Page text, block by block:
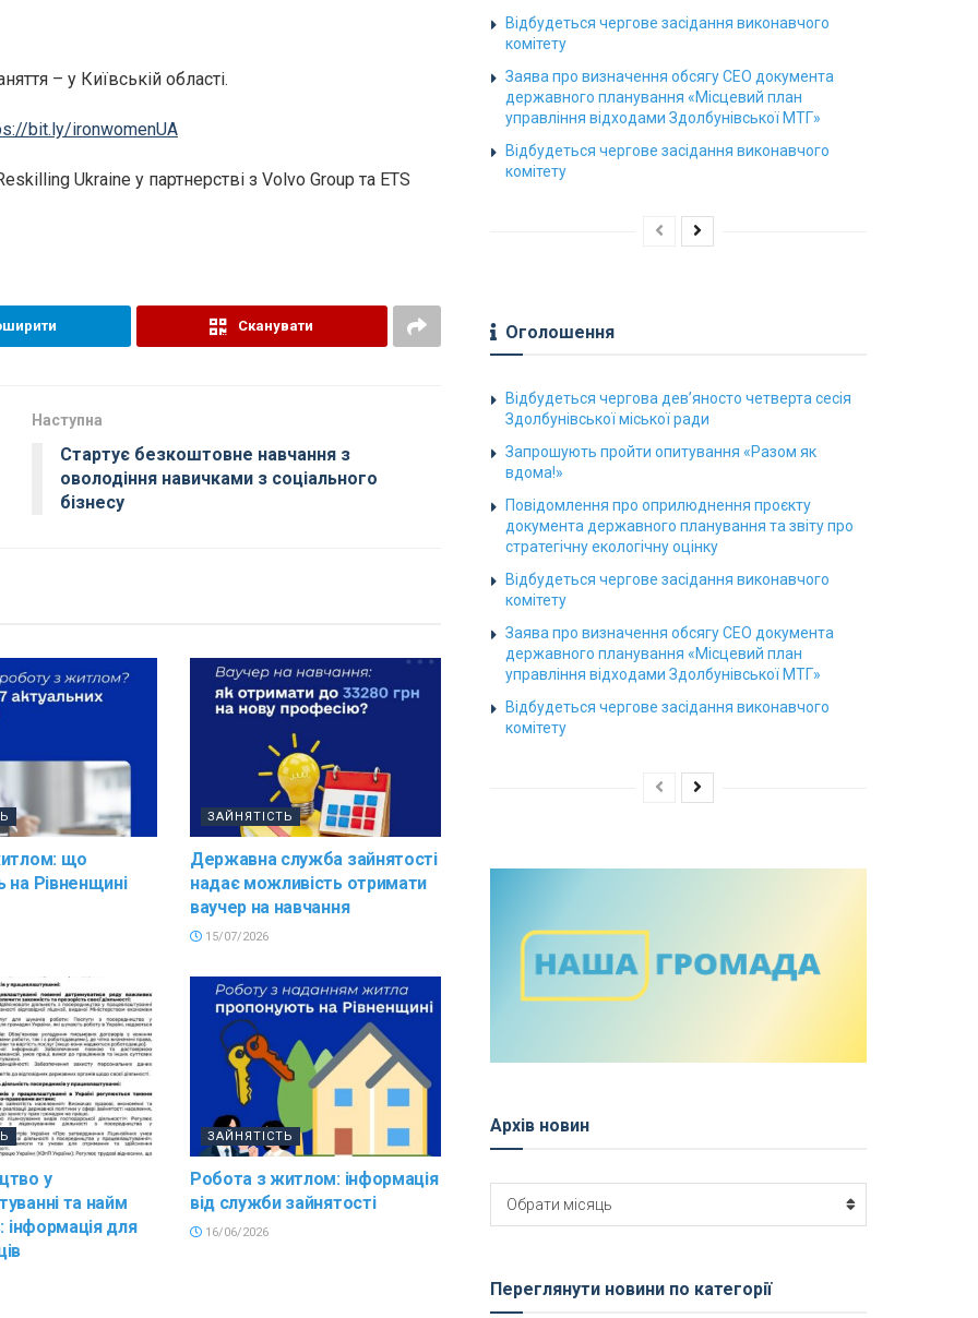
– у Київській області.
bit.ly/ironwomenUA
Ukraine у партнерстві з Volvo Group та ETS
Сканувати
Наступна
Стартує безкоштовне навчання з
оволодіння навичками з соціального
бізнесу
що
на Рівненщині
ЗАЙНЯТІСТЬ
Державна служба зайнятості
надає можливість отримати
ваучер на навчання
15/07/2026
у
та найм
інформація для
ЗАЙНЯТІСТЬ
Робота з житлом: інформація
від служби зайнятості
16/06/2026
Відбудеться чергове засідання виконавчого
комітету
Заява про визначення обсягу СЕО документа
державного планування «Місцевий план
управління відходами Здолбунівської МТГ»
Відбудеться чергове засідання виконавчого
комітету
Оголошення
Відбудеться чергова дев’яносто четверта сесія
Здолбунівської міської ради
Запрошують пройти опитування «Разом як
вдома!»
Повідомлення про оприлюднення проєкту
документа державного планування та звіту про
стратегічну екологічну оцінку
Відбудеться чергове засідання виконавчого
комітету
Заява про визначення обсягу СЕО документа
державного планування «Місцевий план
управління відходами Здолбунівської МТГ»
Відбудеться чергове засідання виконавчого
комітету
Архів новин
Архів
новин
Обрати місяць
Переглянути новини по категорії